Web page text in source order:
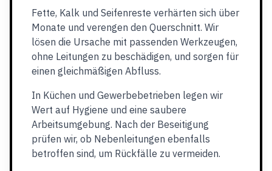
Fette, Kalk und Seifenreste verhärten sich über
Monate und verengen den Querschnitt. Wir
lösen die Ursache mit passenden Werkzeugen,
ohne Leitungen zu beschädigen, und sorgen für
einen gleichmäßigen Abfluss.
In Küchen und Gewerbebetrieben legen wir
Wert auf Hygiene und eine saubere
Arbeitsumgebung. Nach der Beseitigung
prüfen wir, ob Nebenleitungen ebenfalls
betroffen sind, um Rückfälle zu vermeiden.